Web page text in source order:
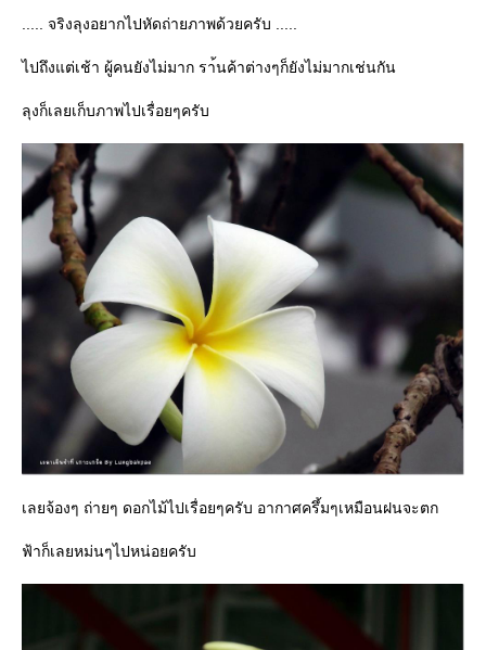
..... จริงลุงอยากไปหัดถ่ายภาพด้วยครับ .....
ไปถึงแต่เช้า ผู้คนยังไม่มาก รา้นค้าต่างๆก็ยังไม่มากเช่นกัน
ลุงก็เลยเก็บภาพไปเรื่อยๆครับ
เลยจ้องๆ ถ่ายๆ ดอกไม้ไปเรื่อยๆครับ อากาศครึ้มๆเหมือนฝนจะตก
ฟ้าก็เลยหม่นๆไปหน่อยครับ